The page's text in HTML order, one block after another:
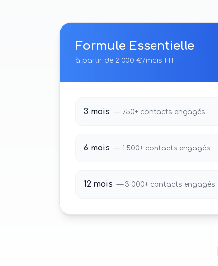
Formule Essentielle
à partir de 2 000 €/mois HT
3 mois — 750+ contacts engagés
6 mois — 1 500+ contacts engagés
12 mois — 3 000+ contacts engagés